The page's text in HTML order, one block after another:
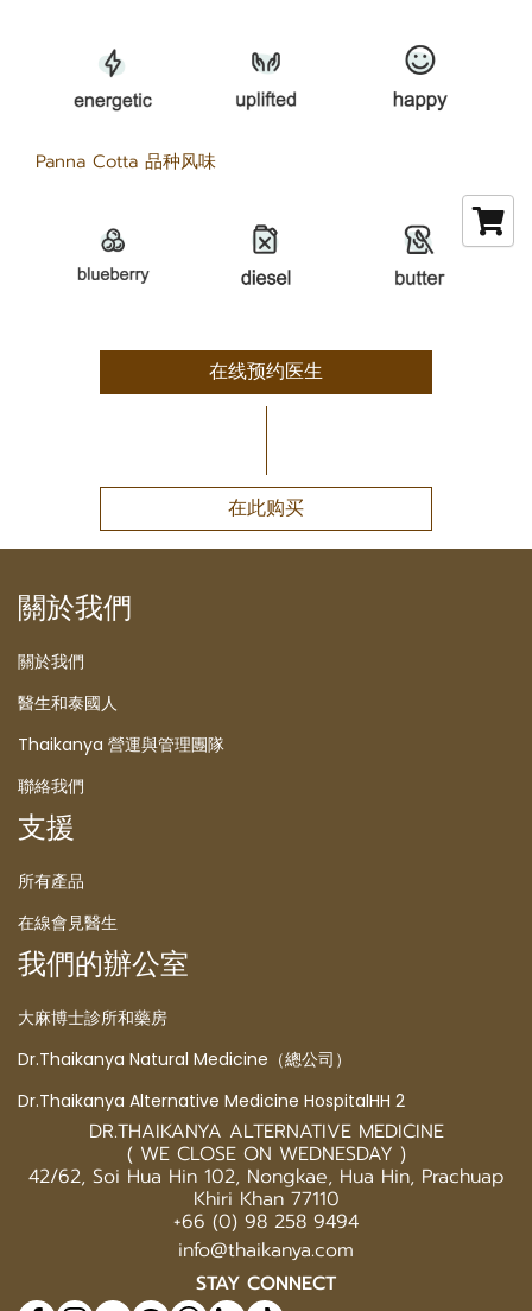
Panna Cotta 品种风味
在线预约医生
在此购买
關於我們
關於我們
醫生和泰國人
Thaikanya 營運與管理團隊
聯絡我們
支援
所有產品
在線會見醫生
我們的辦公室
大麻博士診所和藥房
Dr.Thaikanya Natural Medicine（總公司）
Dr.Thaikanya Alternative Medicine HospitalHH 2
DR.THAIKANYA ALTERNATIVE MEDICINE
( WE CLOSE ON WEDNESDAY )
42/62, Soi Hua Hin 102, Nongkae, Hua Hin, Prachuap
Khiri Khan 77110
+66 (0) 98 258 9494
info@thaikanya.com
STAY CONNECT